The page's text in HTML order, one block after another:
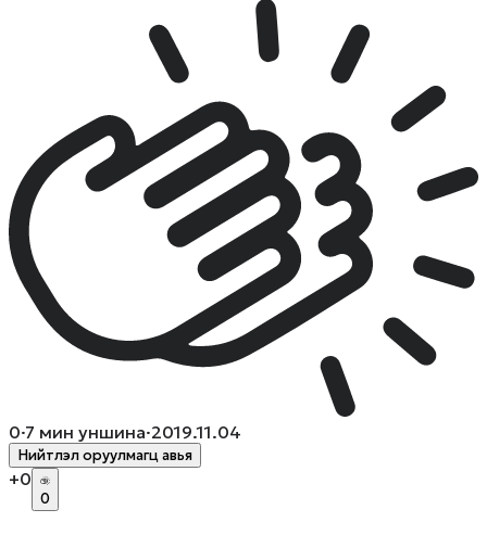
0·7 мин уншина·2019.11.04
Нийтлэл оруулмагц авья
+0
0